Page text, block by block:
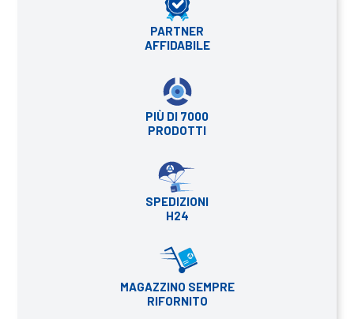
PARTNER
AFFIDABILE
PIÙ DI 7000
PRODOTTI
SPEDIZIONI
H24
MAGAZZINO SEMPRE
RIFORNITO